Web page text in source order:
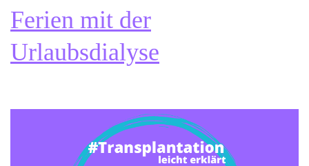
Ferien mit der
Urlaubsdialyse